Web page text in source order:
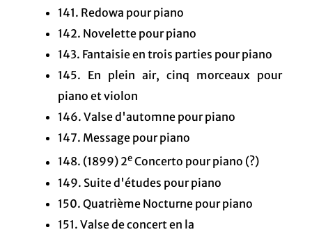
141. Redowa pour piano
142. Novelette pour piano
143. Fantaisie en trois parties pour piano
145. En plein air, cinq morceaux pour
piano et violon
146. Valse d'automne pour piano
147. Message pour piano
148. (1899) 2eConcerto pour piano (?)
149. Suite d'études pour piano
150. Quatrième Nocturne pour piano
151. Valse de concert en la